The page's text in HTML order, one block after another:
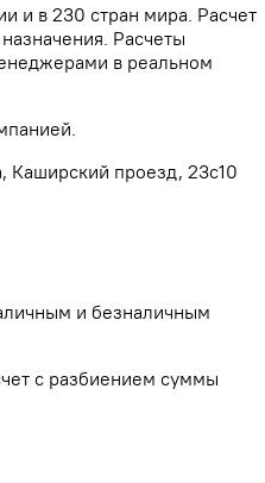
и в 230 стран мира. Расчет
Расчеты
в реальном
Каширский проезд, 23с10
и безналичным
с разбиением суммы